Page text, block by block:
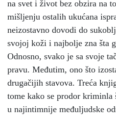
na svet i život bez obzira na
mišljenju ostalih ukućana
neizostavno dovodi do
svojoj koži i najbolje zna šta
Odnosno, svako je sa svoje
pravu. Međutim, ono što
drugačijih stavova. Treća
tome kako se prodor kriminla
u najintimnije međuljudske